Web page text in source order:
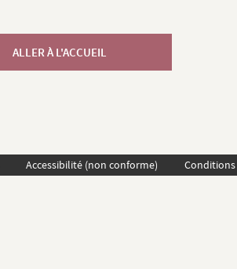
ALLER À L'ACCUEIL
Accessibilité (non conforme)